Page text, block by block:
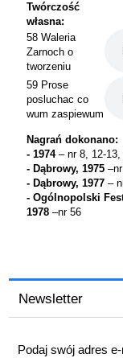
Twórczość
własna:
58 Waleria
Zarnoch o
tworzeniu
59 Prose
posluchac co
wum zaspiewum
Nagrań dokonano:
- 1974– nr 8, 12-13,
- Dąbrowy, 1975
- Dąbrowy, 1977 –
- Ogólnopolski
1978 –nr 56
Newsletter
Podaj swój adres